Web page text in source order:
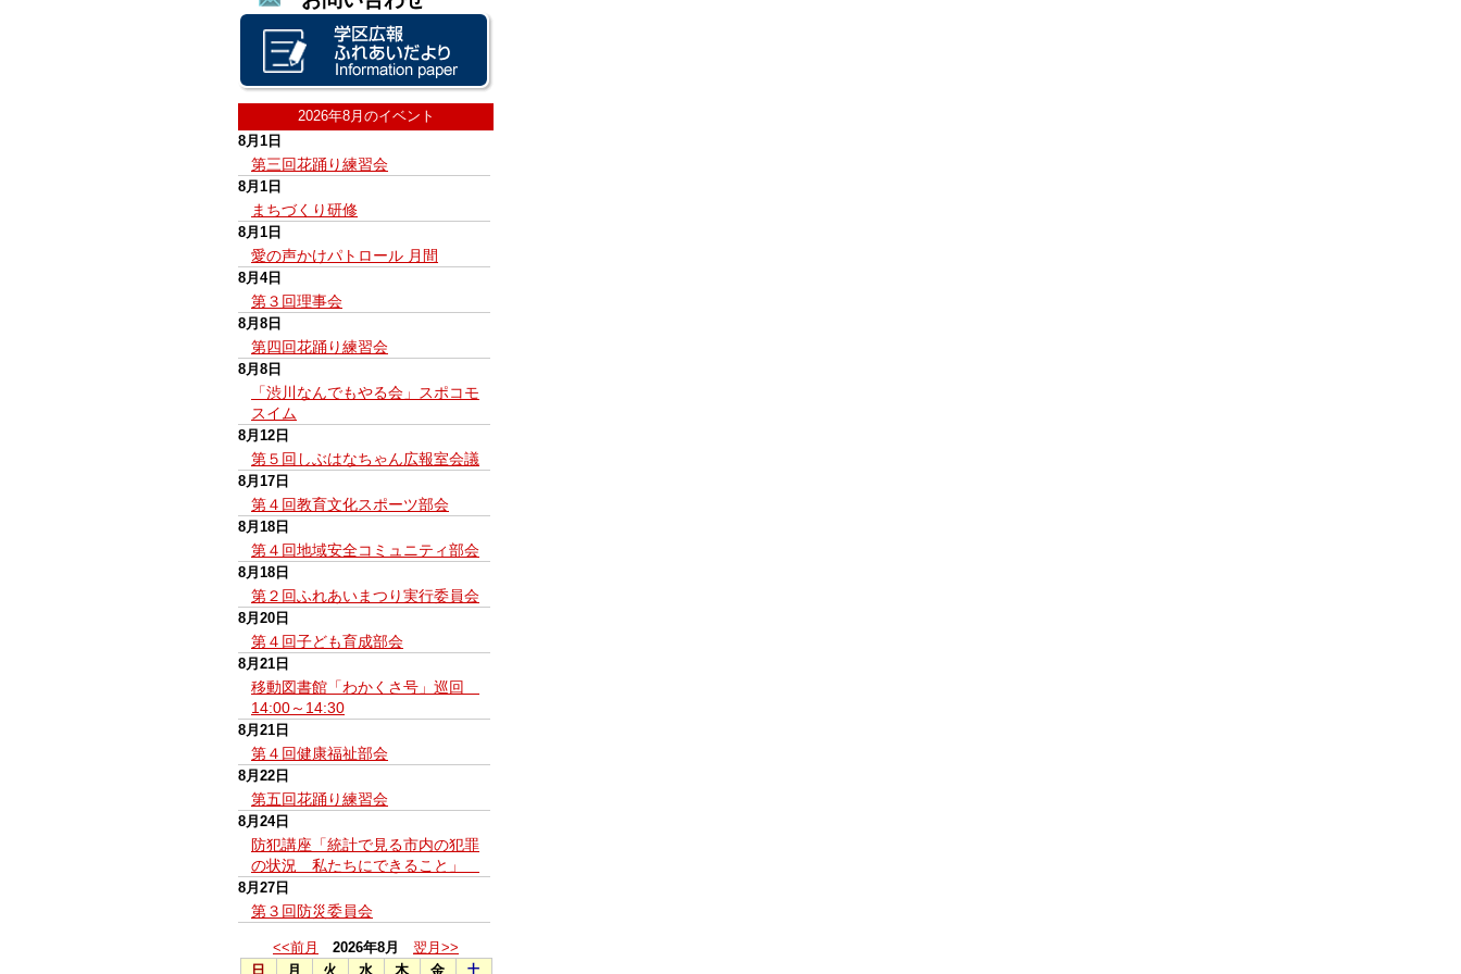
2026年8月のイベント
8月1日
第三回花踊り練習会
8月1日
まちづくり研修
8月1日
愛の声かけパトロール 月間
8月4日
第３回理事会
8月8日
第四回花踊り練習会
8月8日
「渋川なんでもやる会」スポコモ
スイム
8月12日
第５回しぶはなちゃん広報室会議
8月17日
第４回教育文化スポーツ部会
8月18日
第４回地域安全コミュニティ部会
8月18日
第２回ふれあいまつり実行委員会
8月20日
第４回子ども育成部会
8月21日
移動図書館「わかくさ号」巡回
14:00～14:30
8月21日
第４回健康福祉部会
8月22日
第五回花踊り練習会
8月24日
防犯講座「統計で見る市内の犯罪
の状況 私たちにできること」
8月27日
第３回防災委員会
<<前月 2026年8月
翌月>>
日
月 火 水 木 金 土